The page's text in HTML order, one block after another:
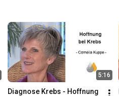
5:16
Diagnose Krebs - Hoffnung